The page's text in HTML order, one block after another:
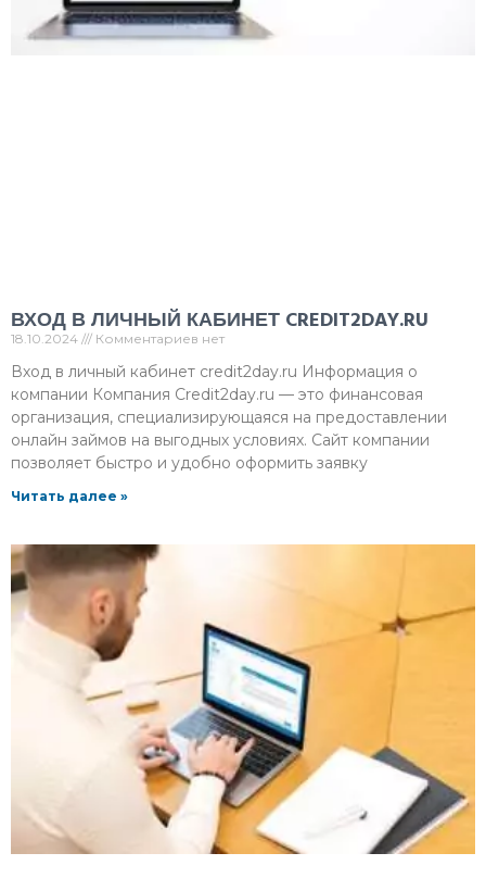
ВХОД В ЛИЧНЫЙ КАБИНЕТ CREDIT2DAY.RU
18.10.2024 Комментариев нет
Вход в личный кабинет credit2day.ru Информация о
компании Компания Credit2day.ru — это финансовая
организация, специализирующаяся на предоставлении
онлайн займов на выгодных условиях. Сайт компании
позволяет быстро и удобно оформить заявку
Читать далее »